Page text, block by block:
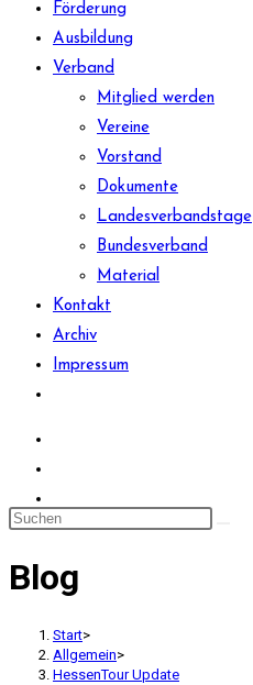
Förderung
Ausbildung
Verband
Mitglied werden
Vereine
Vorstand
Dokumente
Landesverbandstage
Bundesverband
Material
Kontakt
Archiv
Impressum
Blog
Start>
Allgemein>
HessenTour Update